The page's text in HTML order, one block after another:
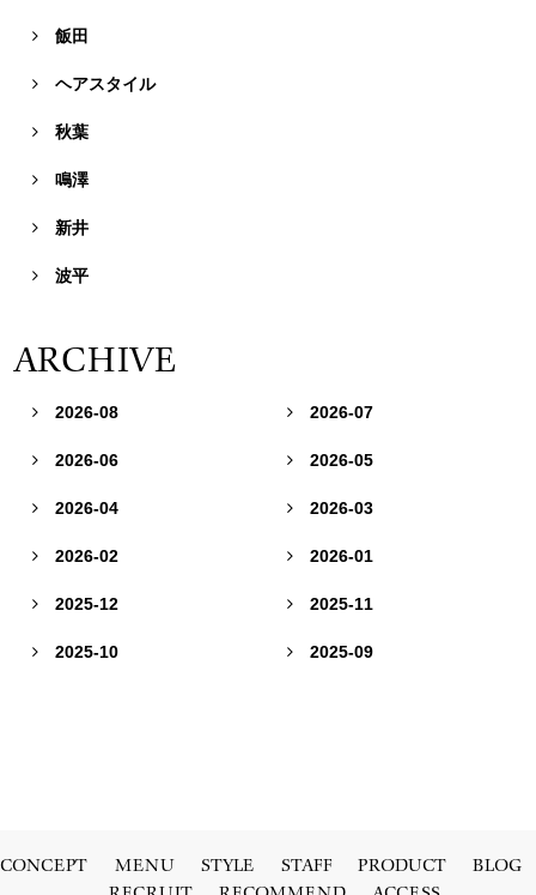
 飯田
 ヘアスタイル
 秋葉
 鳴澤
 新井
 波平
ARCHIVE
 2026-08  2026-07
 2026-06  2026-05
 2026-04  2026-03
 2026-02  2026-01
 2025-12  2025-11
 2025-10  2025-09
CONCEPT MENU STYLE STAFF PRODUCT
BLOG